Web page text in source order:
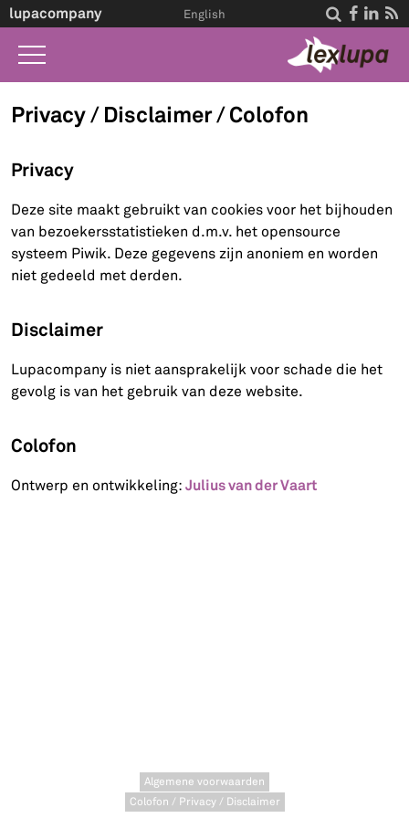
lupacompany    
English
Home
Life Events
Over ons
Contact
Privacy / Disclaimer / Colofon
Privacy
Deze site maakt gebruikt van cookies voor het bijhouden
van bezoekersstatistieken d.m.v. het opensource
systeem Piwik. Deze gegevens zijn anoniem en worden
niet gedeeld met derden.
Disclaimer
Lupacompany is niet aansprakelijk voor schade die het
gevolg is van het gebruik van deze website.
Colofon
Ontwerp en ontwikkeling:Julius van der Vaart
Algemene voorwaarden
Colofon / Privacy / Disclaimer